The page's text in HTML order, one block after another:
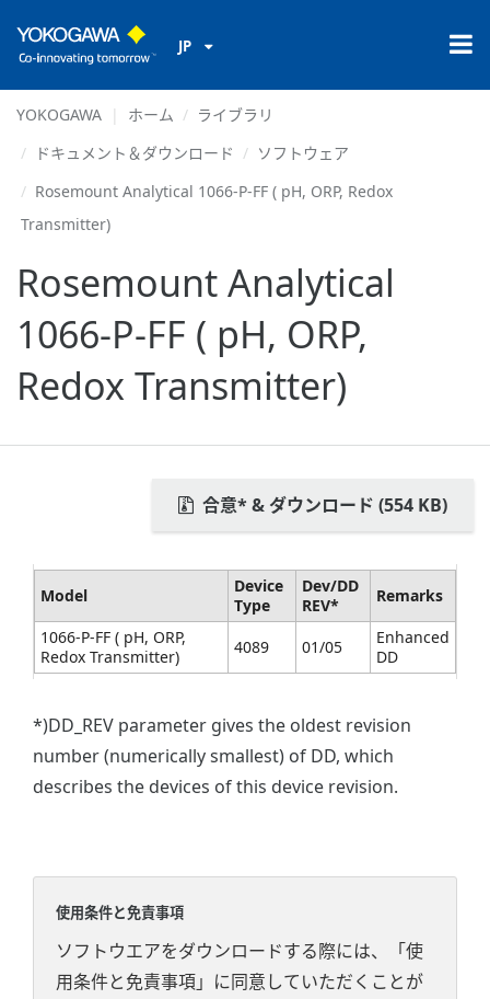
JP
YOKOGAWA ホーム
ライブラリ
ドキュメント＆ダウンロード
ソフトウェア
Rosemount Analytical 1066-P-FF ( pH, ORP, Redox
Transmitter)
Rosemount Analytical
1066-P-FF ( pH, ORP,
Redox Transmitter)
合意* & ダウンロード (554 KB)
Model
Device
Type
Dev/DD
REV*
Remarks
1066-P-FF ( pH, ORP,
Redox Transmitter)
4089 01/05
Enhanced
DD
*)DD_REV parameter gives the oldest revision
number (numerically smallest) of DD, which
describes the devices of this device revision.
使用条件と免責事項
ソフトウエアをダウンロードする際には、「使
用条件と免責事項」に同意していただくことが